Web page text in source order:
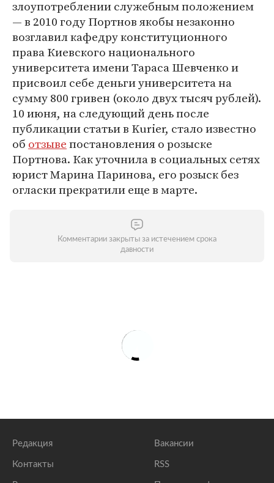
злоупотреблении служебным положением
— в 2010 году Портнов якобы незаконно
возглавил кафедру конституционного
права Киевского национального
университета имени Тараса Шевченко и
присвоил себе деньги университета на
сумму 800 гривен (около двух тысяч рублей).
10 июня, на следующий день после
публикации статьи в Kurier, стало известно
об отзывепостановления о розыске
Портнова. Как уточнила в социальных сетях
юрист Марина Паринова, его розыск без
огласки прекратили еще в марте.
Комментарии закрыты за истечением срока
давности
Редакция
Контакты
Вакансии
RSS